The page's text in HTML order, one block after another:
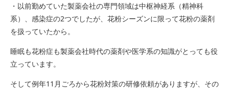
・以前勤めていた製薬会社の専門領域は中枢神経系（精神科
系）、感染症の2つでしたが、花粉シーズンに限って花粉の薬剤
を扱っていたから。
睡眠も花粉症も製薬会社時代の薬剤や医学系の知識がとっても役
立っています。
そして例年11月ごろから花粉対策の研修依頼がありますが、その